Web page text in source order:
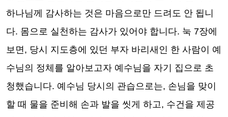
하나님께 감사하는 것은 마음으로만 드려도 안 됩니
다. 몸으로 실천하는 감사가 있어야 합니다. 눅 7장에
보면, 당시 지도층에 있던 부자 바리새인 한 사람이 예
수님의 정체를 알아보고자 예수님을 자기 집으로 초
청했습니다. 예수님 당시의 관습으로는, 손님을 맞이
할 때 물을 준비해 손과 발을 씻게 하고, 수건을 제공